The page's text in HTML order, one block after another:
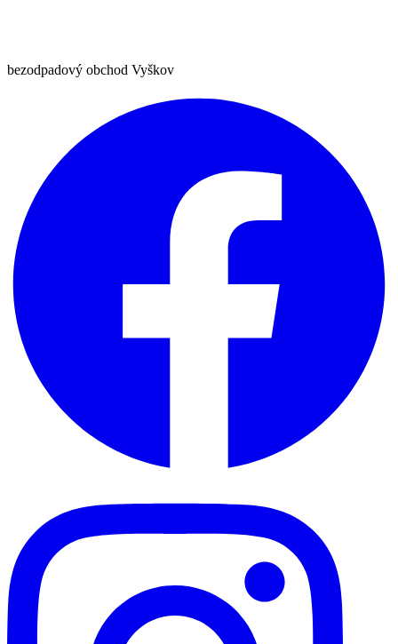
bezodpadový obchod Vyškov